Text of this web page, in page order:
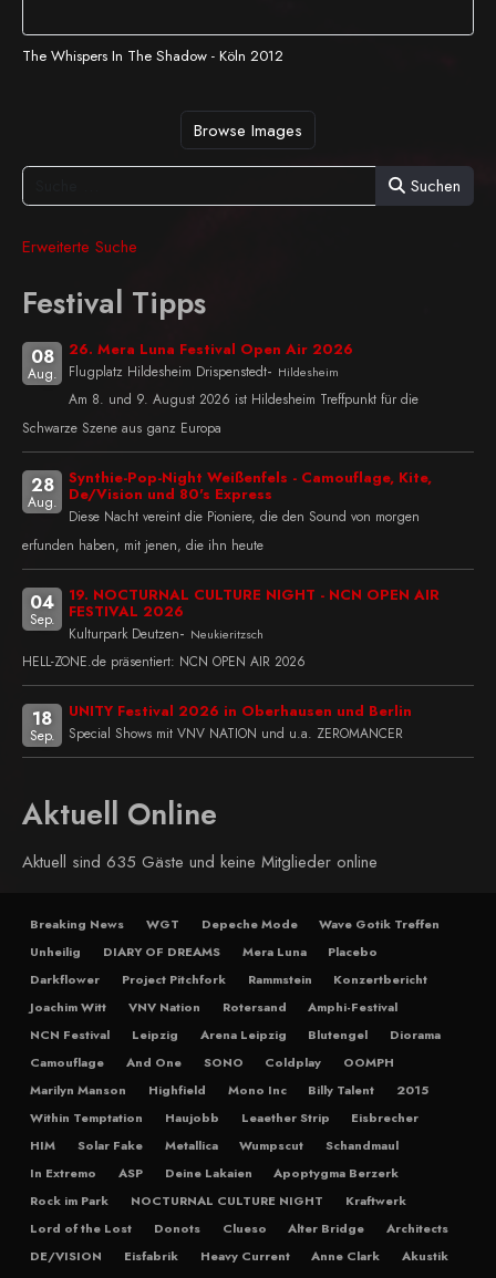
The Whispers In The Shadow - Köln 2012
Browse Images
Suchen
Erweiterte Suche
Festival Tipps
08
Aug.
26. Mera Luna Festival Open Air 2026
Flugplatz Hildesheim Drispenstedt- Hildesheim
Am 8. und 9. August 2026 ist Hildesheim Treffpunkt für die
Schwarze Szene aus ganz Europa
28
Aug.
Synthie-Pop-Night Weißenfels - Camouflage, Kite,
De/Vision und 80's Express
Diese Nacht vereint die Pioniere, die den Sound von morgen
erfunden haben, mit jenen, die ihn heute
04
Sep.
19. NOCTURNAL CULTURE NIGHT - NCN OPEN AIR
FESTIVAL 2026
Kulturpark Deutzen- Neukieritzsch
HELL-ZONE.de präsentiert: NCN OPEN AIR 2026
18
Sep.
UNITY Festival 2026 in Oberhausen und Berlin
Special Shows mit VNV NATION und u.a. ZEROMANCER
Aktuell Online
Aktuell sind 635 Gäste und keine Mitglieder online
Breaking News WGT Depeche Mode
Wave Gotik Treffen
Unheilig
DIARY OF DREAMS Mera Luna
Placebo
Darkflower
Project Pitchfork Rammstein
Konzertbericht
Joachim Witt
VNV Nation Rotersand
Amphi-Festival
NCN Festival
Leipzig Arena Leipzig Blutengel
Diorama
Camouflage
And One SONO Coldplay
OOMPH
Marilyn Manson
Highfield Mono Inc Billy Talent
2015
Within Temptation
Haujobb Leaether Strip
Eisbrecher
HIM
Solar Fake Metallica Wumpscut
Schandmaul
In Extremo
ASP Deine Lakaien
Apoptygma Berzerk
Rock im Park
NOCTURNAL CULTURE NIGHT
Kraftwerk
Lord of the Lost
Donots Clueso Alter Bridge
Architects
DE/VISION
Eisfabrik Heavy Current Anne Clark
Akustik